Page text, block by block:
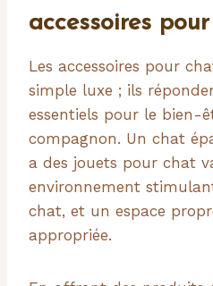
accessoires
Les accessoires pour
simple luxe ; ils
essentiels pour le bien-
compagnon. Un chat
a des jouets pour chat
environnement
chat, et un espace
appropriée.